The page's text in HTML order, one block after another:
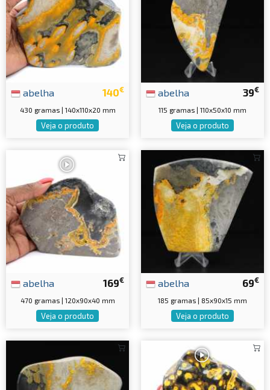
140€
abelha
430 gramas | 140x110x20 mm
Veja o produto
39€
abelha
115 gramas | 110x50x10 mm
Veja o produto
169€
abelha
470 gramas | 120x90x40 mm
Veja o produto
69€
abelha
185 gramas | 85x90x15 mm
Veja o produto